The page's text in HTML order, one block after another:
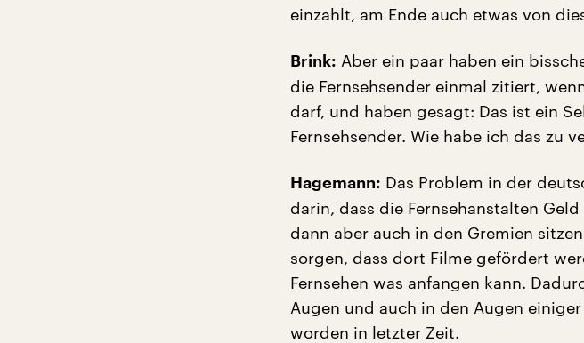
einzahlt, am Ende auch etwas von
Brink: Aber ein paar haben ein
die Fernsehsender einmal zitiert,
darf, und haben gesagt: Das ist ein
Fernsehsender. Wie habe ich das zu
Hagemann: Das Problem in der
darin, dass die Fernsehanstalten
dann aber auch in den Gremien
sorgen, dass dort Filme gefördert
Fernsehen was anfangen kann.
Augen und auch in den Augen
worden in letzter Zeit.